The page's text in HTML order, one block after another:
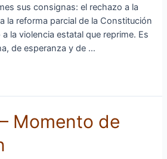
sus consignas: el rechazo a la
la reforma parcial de la Constitución
la violencia estatal que reprime. Es
de esperanza y de …
Momento de